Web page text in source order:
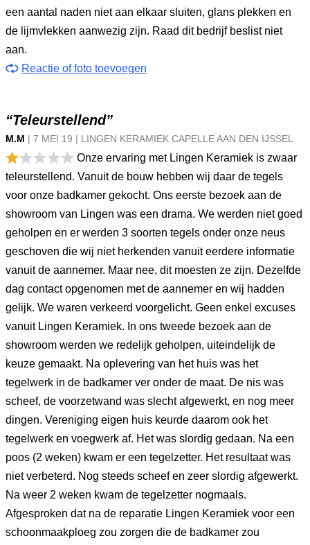
een aantal naden niet aan elkaar sluiten, glans plekken en
de lijmvlekken aanwezig zijn. Raad dit bedrijf beslist niet
aan.
Reactie of foto toevoegen
“Teleurstellend”
M.M | 7 MEI 19 | LINGEN KERAMIEK CAPELLE AAN DEN IJSSEL
Onze ervaring met Lingen Keramiek is zwaar
teleurstellend. Vanuit de bouw hebben wij daar de tegels
voor onze badkamer gekocht. Ons eerste bezoek aan de
showroom van Lingen was een drama. We werden niet goed
geholpen en er werden 3 soorten tegels onder onze neus
geschoven die wij niet herkenden vanuit eerdere informatie
vanuit de aannemer. Maar nee, dit moesten ze zijn. Dezelfde
dag contact opgenomen met de aannemer en wij hadden
gelijk. We waren verkeerd voorgelicht. Geen enkel excuses
vanuit Lingen Keramiek. In ons tweede bezoek aan de
showroom werden we redelijk geholpen, uiteindelijk de
keuze gemaakt. Na oplevering van het huis was het
tegelwerk in de badkamer ver onder de maat. De nis was
scheef, de voorzetwand was slecht afgewerkt, en nog meer
dingen. Vereniging eigen huis keurde daarom ook het
tegelwerk en voegwerk af. Het was slordig gedaan. Na een
poos (2 weken) kwam er een tegelzetter. Het resultaat was
niet verbeterd. Nog steeds scheef en zeer slordig afgewerkt.
Na weer 2 weken kwam de tegelzetter nogmaals.
Afgesproken dat na de reparatie Lingen Keramiek voor een
schoonmaakploeg zou zorgen die de badkamer zou